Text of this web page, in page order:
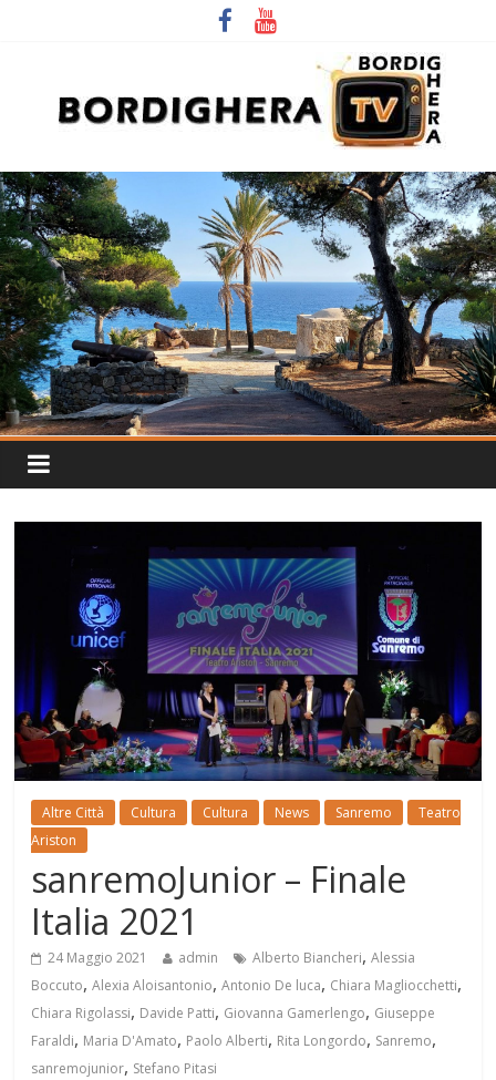
Altre Città Cultura Cultura News Sanremo
Teatro
Ariston
sanremoJunior – Finale
Italia 2021
24 Maggio 2021 admin Alberto Biancheri,Alessia
Boccuto,Alexia Aloisantonio,Antonio De luca, Chiara Magliocchetti,
Chiara Rigolassi, Davide Patti, Giovanna Gamerlengo, Giuseppe
Faraldi, Maria D'Amato, Paolo Alberti, Rita Longordo, Sanremo,
sanremojunior, Stefano Pitasi